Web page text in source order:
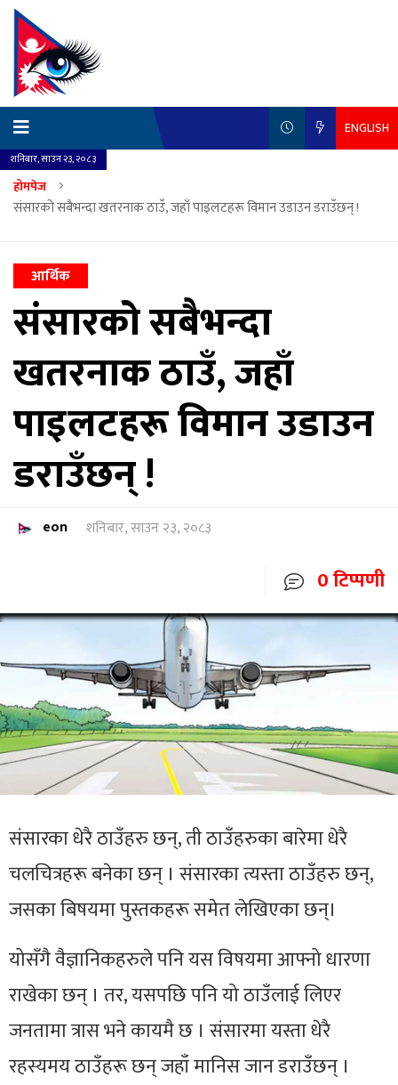
शनिबार, साउन २३, २०८३
ENGLISH
होमपेज
संसारको सबैभन्दा खतरनाक ठाउँ, जहाँ पाइलटहरू विमान उडाउन डराउँछन् !
आर्थिक
संसारको सबैभन्दा
खतरनाक ठाउँ, जहाँ
पाइलटहरू विमान उडाउन
डराउँछन् !
eon शनिबार, साउन २३, २०८३
0 टिप्पणी
संसारका धेरै ठाउँहरु छन्, ती ठाउँहरुका बारेमा धेरै
चलचित्रहरू बनेका छन् । संसारका त्यस्ता ठाउँहरु छन्,
जसका बिषयमा पुस्तकहरू समेत लेखिएका छन्।
योसँगै वैज्ञानिकहरुले पनि यस विषयमा आफ्नो धारणा
राखेका छन् । तर, यसपछि पनि यो ठाउँलाई लिएर
जनतामा त्रास भने कायमै छ । संसारमा यस्ता धेरै
रहस्यमय ठाउँहरू छन् जहाँ मानिस जान डराउँछन् ।